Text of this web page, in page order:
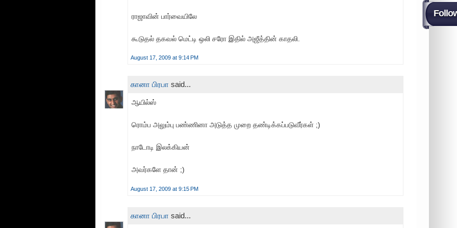
ராஜாவின் பார்வையிலே
கூடுதல் தகவல் மெட்டி ஒலி சரோ இதில் அஜீத்தின் காதலி.
August 17, 2009 at 9:14 PM
கானா பிரபா said...
ஆயில்ஸ்
ரொம்ப அலும்பு பண்ணினா அடுத்த முறை தண்டிக்கப்படுவீர்கள் ;)
நாடோடி இலக்கியன்
அவர்களே தான் ;)
August 17, 2009 at 9:15 PM
கானா பிரபா said...